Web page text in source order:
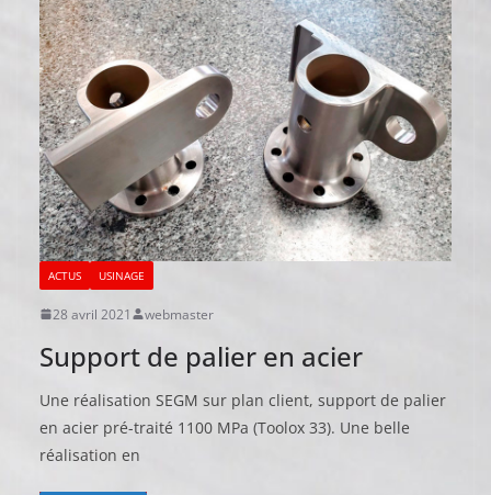
ACTUS USINAGE
28 avril 2021 webmaster
Support de palier en acier
Une réalisation SEGM sur plan client, support de palier
en acier pré-traité 1100 MPa (Toolox 33). Une belle
réalisation en